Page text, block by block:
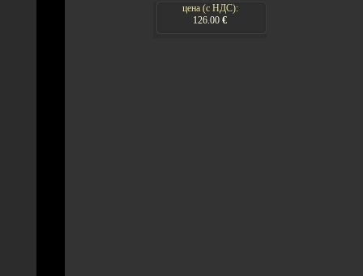
цена (с НДС):
126.00 €